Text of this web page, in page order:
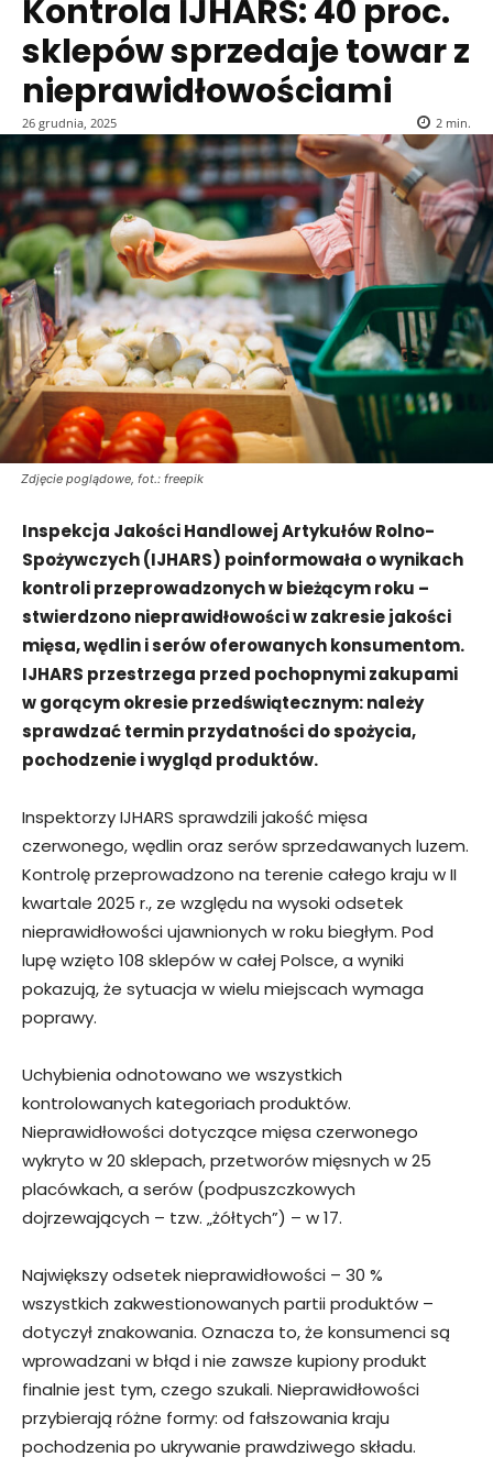
Kontrola IJHARS: 40 proc.
sklepów sprzedaje towar z
nieprawidłowościami
26 grudnia, 2025 2 min.
Zdjęcie poglądowe, fot.: freepik
Inspekcja Jakości Handlowej Artykułów Rolno-
Spożywczych (IJHARS) poinformowała o wynikach
kontroli przeprowadzonych w bieżącym roku –
stwierdzono nieprawidłowości w zakresie jakości
mięsa, wędlin i serów oferowanych konsumentom.
IJHARS przestrzega przed pochopnymi zakupami
w gorącym okresie przedświątecznym: należy
sprawdzać termin przydatności do spożycia,
pochodzenie i wygląd produktów.
Inspektorzy IJHARS sprawdzili jakość mięsa
czerwonego, wędlin oraz serów sprzedawanych luzem.
Kontrolę przeprowadzono na terenie całego kraju w II
kwartale 2025 r., ze względu na wysoki odsetek
nieprawidłowości ujawnionych w roku biegłym. Pod
lupę wzięto 108 sklepów w całej Polsce, a wyniki
pokazują, że sytuacja w wielu miejscach wymaga
poprawy.
Uchybienia odnotowano we wszystkich
kontrolowanych kategoriach produktów.
Nieprawidłowości dotyczące mięsa czerwonego
wykryto w 20 sklepach, przetworów mięsnych w 25
placówkach, a serów (podpuszczkowych
dojrzewających – tzw. „żółtych”) – w 17.
Największy odsetek nieprawidłowości – 30 %
wszystkich zakwestionowanych partii produktów –
dotyczył znakowania. Oznacza to, że konsumenci są
wprowadzani w błąd i nie zawsze kupiony produkt
finalnie jest tym, czego szukali. Nieprawidłowości
przybierają różne formy: od fałszowania kraju
pochodzenia po ukrywanie prawdziwego składu.